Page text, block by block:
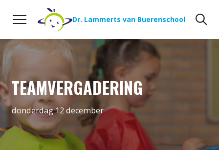
Naar de inhoud
Dr. Lammerts van Buerenschool
TEAMVERGADERING
donderdag 12 december